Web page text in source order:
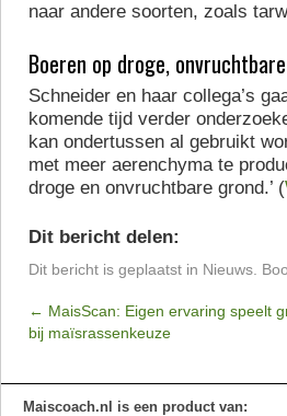
naar andere soorten, zoals
Boeren op droge,
Schneider en haar collega’s
komende tijd verder
kan ondertussen al gebruikt
met meer aerenchyma te
droge en onvruchtbare grond.’ (
Dit bericht delen:
Dit bericht is geplaatst in Nieuws .
← MaisScan: Eigen ervaring speelt
bij maïsrassenkeuze
Maiscoach.nl is een product van: